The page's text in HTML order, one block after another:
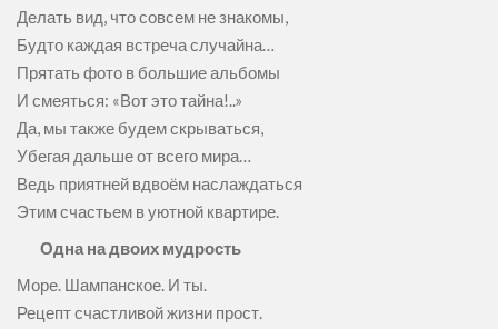
Делать вид, что совсем не знакомы,
Будто каждая встреча случайна…
Прятать фото в большие альбомы
И смеяться: «Вот это тайна!..»
Да, мы также будем скрываться,
Убегая дальше от всего мира…
Ведь приятней вдвоём наслаждаться
Этим счастьем в уютной квартире.
Одна на двоих мудрость
Море. Шампанское. И ты.
Рецепт счастливой жизни прост.